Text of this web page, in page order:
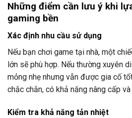
Những điểm cần lưu ý khi
gaming bền
Xác định nhu cầu sử dụng
Nếu bạn chơi game tại nhà, một
lớn sẽ phù hợp. Nếu thường xuyên
mỏng nhẹ nhưng vẫn được gia cố
chắc chắn, có khả năng nâng cấp
Kiểm tra khả năng tản nhiệt